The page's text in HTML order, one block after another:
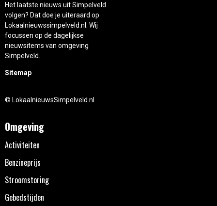
Het laatste nieuws uit Simpelveld
volgen? Dat doe je uiteraard op
Lokaalnieuwssimpelveld.nl. Wij
focussen op de dagelijkse
nieuwsitems van omgeving
Simpelveld.
Sitemap
© LokaalnieuwsSimpelveld.nl
Omgeving
Activiteiten
Benzineprijs
Stroomstoring
Gebedstijden